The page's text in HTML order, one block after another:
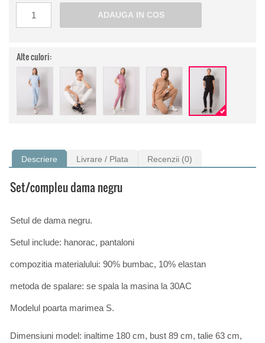
Alte culori:
Descriere Livrare / Plata Recenzii (0)
Set/compleu dama negru
Setul de dama negru.
Setul include: hanorac, pantaloni
compozitia materialului: 90% bumbac, 10% elastan
metoda de spalare: se spala la masina la 30AC
Modelul poarta marimea S.
Dimensiuni model: inaltime 180 cm, bust 89 cm, talie 63 cm,